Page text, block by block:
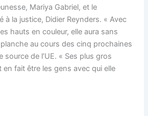
Mariya Gabriel, et le
à la justice, Didier Reynders. « Avec
hauts en couleur, elle aura sans
au cours des cinq prochaines
source de l’UE. « Ses plus gros
fait être les gens avec qui elle